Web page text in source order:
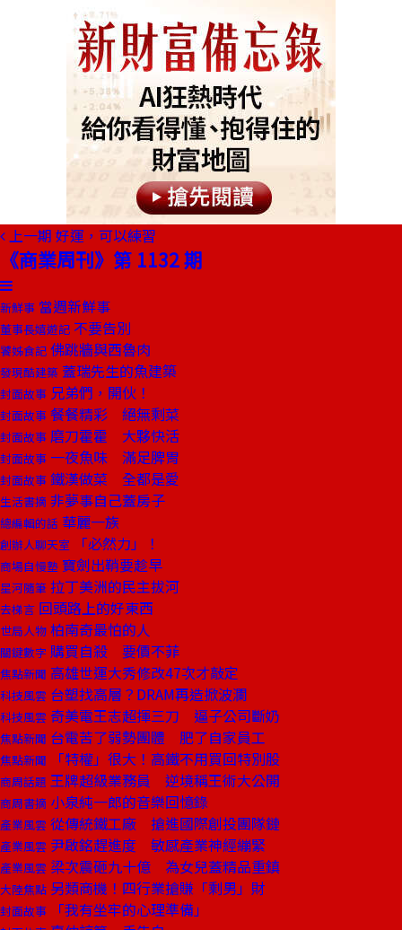
上一期 好運，可以練習
《商業周刊》第 1132 期
新鮮事 當週新鮮事
董事長嬉遊記 不要告別
饕姊食記 佛跳牆與西魯肉
發現酷建築 蓋瑞先生的魚建築
封面故事 兄弟們，開伙！
封面故事 餐餐精彩 絕無剩菜
封面故事 磨刀霍霍 大夥快活
封面故事 一夜魚味 滿足脾胃
封面故事 鐵漢做菜 全都是愛
生活書摘 非夢事自己蓋房子
總編輯的話 華麗一族
創辦人聊天室 「必然力」！
商場自慢塾 寶劍出鞘要趁早
星河隨筆 拉丁美洲的民主拔河
去梯言 回頭路上的好東西
世局人物 柏南奇最怕的人
關鍵數字 購買自殺 要價不菲
焦點新聞 高雄世運大秀修改47次才敲定
科技風雲 台塑找高層？DRAM再造掀波瀾
科技風雲 奇美電王志超揮三刀 逼子公司斷奶
焦點新聞 台電苦了弱勢團體 肥了自家員工
焦點新聞 「特權」很大！高鐵不用買回特別股
商周話題 王牌超級業務員 逆境稱王術大公開
商周書摘 小泉純一郎的音樂回憶錄
產業風雲 從傳統鐵工廠 搶進國際創投團隊鏈
產業風雲 尹啟銘趕進度 敏感產業神經繃緊
產業風雲 梁次震砸九十億 為女兒蓋精品重鎮
大陸焦點 另類商機！四行業搶賺「剩男」財
封面故事 「我有坐牢的心理準備」